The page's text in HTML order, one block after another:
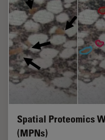
Spatial Proteomics
(MPNs)